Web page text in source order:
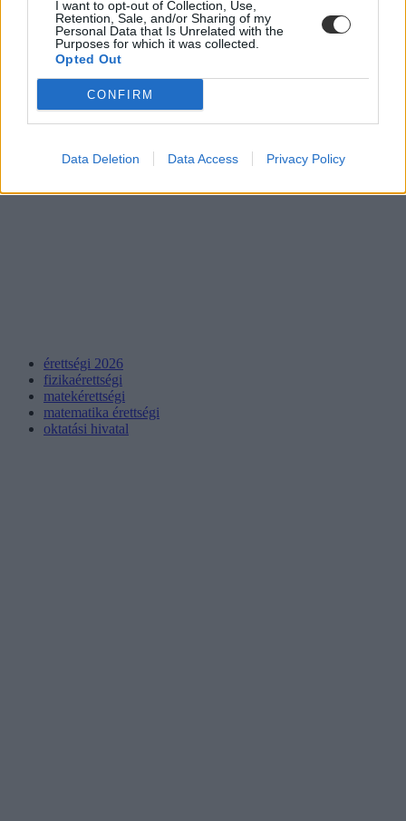
I want to opt-out of Collection, Use,
Retention, Sale, and/or Sharing of my
Personal Data that Is Unrelated with the
Purposes for which it was collected.
Opted Out
CONFIRM
Data Deletion Data Access Privacy Policy
visszajelzések az idei emelt szintű kémiaérettségi után. A vizsgázók
jelentős része úgy érezte, hogy a feladatsor megterhelő volt, és az
eredményük akár a továbbtanulási terveiket is veszélybe sodorhatja.
érettségi 2026
fizikaérettségi
matekérettségi
matematika érettségi
oktatási hivatal